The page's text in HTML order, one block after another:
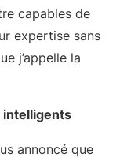
capables de
expertise sans
j’appelle la
intelligents
annoncé que